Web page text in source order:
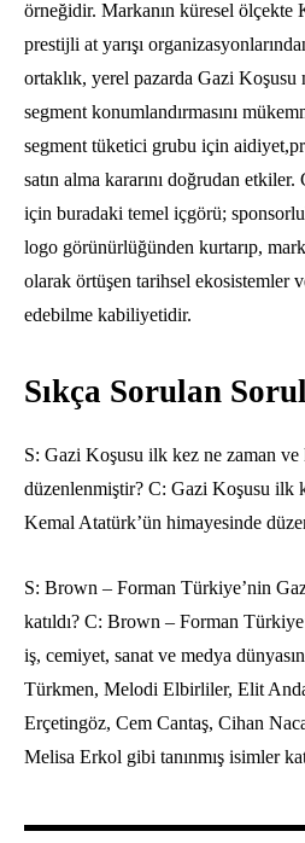
örneğidir. Markanın küresel ölçekte
prestijli at yarışı
ortaklık, yerel pazarda Gazi Koşusu
segment konumlandırmasını
segment tüketici grubu için aidiyet,
satın alma kararını doğrudan etkiler.
için buradaki temel içgörü;
logo görünürlüğünden kurtarıp,
olarak örtüşen tarihsel ekosistemler
edebilme kabiliyetidir.
Sıkça Sorulan
S: Gazi Koşusu ilk kez ne zaman
düzenlenmiştir? C: Gazi Koşusu ilk
Kemal Atatürk’ün himayesinde
S: Brown – Forman Türkiye’nin
katıldı? C: Brown – Forman
iş, cemiyet, sanat ve medya
Türkmen, Melodi Elbirliler, Elit
Erçetingöz, Cem Cantaş, Cihan
Melisa Erkol gibi tanınmış isimler